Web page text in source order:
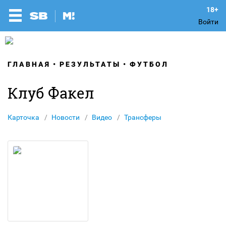
Войти
ГЛАВНАЯ РЕЗУЛЬТАТЫ ФУТБОЛ
Клуб Факел
Карточка Новости Видео Трансферы